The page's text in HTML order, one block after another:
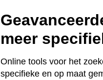
meer
Online tools voor het
specifieke en op maat